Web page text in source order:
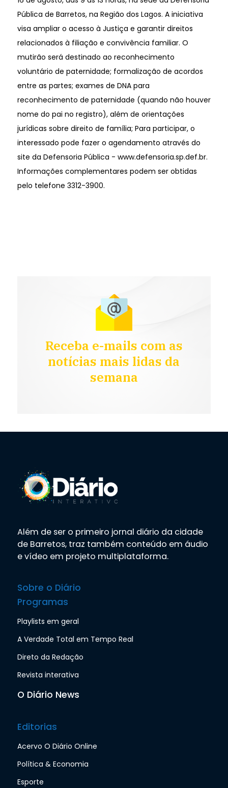
Pública de Barretos, na Região dos Lagos. A iniciativa
visa ampliar o acesso à Justiça e garantir direitos
relacionados à filiação e convivência familiar. O
mutirão será destinado ao reconhecimento
voluntário de paternidade; formalização de acordos
entre as partes; exames de DNA para
reconhecimento de paternidade (quando não houver
nome do pai no registro), além de orientações
jurídicas sobre direito de família; Para participar, o
interessado pode fazer o agendamento através do
site da Defensoria Pública - www.defensoria.sp.def.br.
Informações complementares podem ser obtidas
pelo telefone 3312-3900.
Receba e-mails com as
notícias mais lidas da
semana
Além de ser o primeiro jornal diário da cidade
de Barretos, traz também conteúdo em áudio
e vídeo em projeto multiplataforma.
Sobre o Diário
Programas
Playlists em geral
A Verdade Total em Tempo Real
Direto da Redação
Revista interativa
O Diário News
Editorias
Acervo O Diário Online
Política & Economia
Esporte